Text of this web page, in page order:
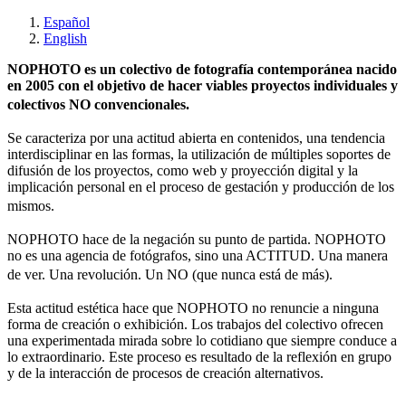
Español
English
NOPHOTO es un colectivo de fotografía contemporánea nacido
en 2005 con el objetivo de hacer viables proyectos individuales y
colectivos NO convencionales.
Se caracteriza por una actitud abierta en contenidos, una tendencia
interdisciplinar en las formas, la utilización de múltiples soportes de
difusión de los proyectos, como web y proyección digital y la
implicación personal en el proceso de gestación y producción de los
mismos.
NOPHOTO hace de la negación su punto de partida. NOPHOTO
no es una agencia de fotógrafos, sino una ACTITUD. Una manera
de ver. Una revolución. Un NO (que nunca está de más).
Esta actitud estética hace que NOPHOTO no renuncie a ninguna
forma de creación o exhibición. Los trabajos del colectivo ofrecen
una experimentada mirada sobre lo cotidiano que siempre conduce a
lo extraordinario. Este proceso es resultado de la reflexión en grupo
y de la interacción de procesos de creación alternativos.